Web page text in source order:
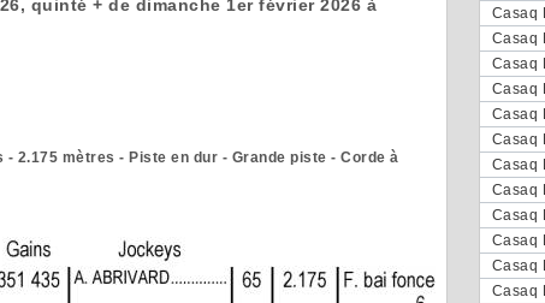
quinté + de dimanche 1er février 2026 à
2.175 mètres - Piste en dur - Grande piste - Corde à
Casaq
Casaq
Casaq
Casaq
Casaq
Casaq
Casaq
Casaq
Casaq
Casaq
Casaq
Casaq